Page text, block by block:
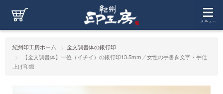
紀州印工房ホーム
金文調書体の銀行印
【金文調書体】一位（イチイ）の銀行印13.5mm／女性の手書き文字・手仕
上げ印鑑